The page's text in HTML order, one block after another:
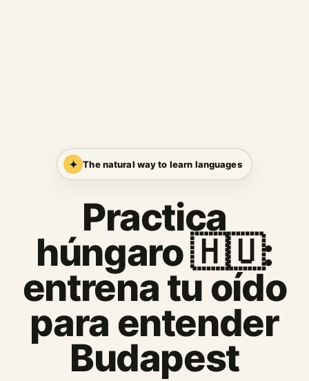
✦ The natural way to learn languages
Practica
húngaro 🇭🇺:
entrena tu oído
para entender
Budapest